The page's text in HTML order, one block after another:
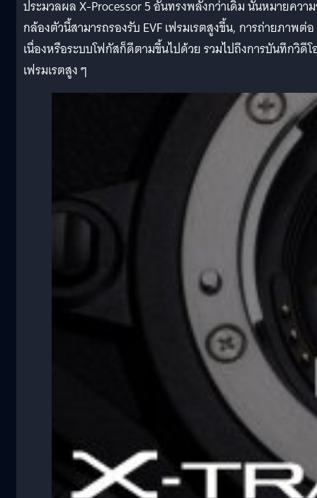
ประมวลผล X-Processor 5 อันทรงพลังกว่าเดิม นั้นหมายควา
กล้องตัวนี้สามารถรองรับ EVF เฟรมเรตสูงขึ้น, การถ่ายภาพต่อ
เนื่องหรือระบบโฟกัสก็ดีตามขึ้นไปด้วย รวมไปถึงการบันทึกวิดี
เฟรมเรตสูง ๆ